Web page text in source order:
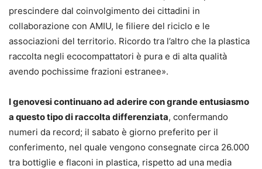
prescindere dal coinvolgimento dei cittadini in
collaborazione con AMIU, le filiere del riciclo e le
associazioni del territorio. Ricordo tra l’altro che la plastica
raccolta negli ecocompattatori è pura e di alta qualità
avendo pochissime frazioni estranee».
I genovesi continuano ad aderire con grande entusiasmo
a questo tipo di raccolta differenziata, confermando
numeri da record; il sabato è giorno preferito per il
conferimento, nel quale vengono consegnate circa 26.000
tra bottiglie e flaconi in plastica, rispetto ad una media